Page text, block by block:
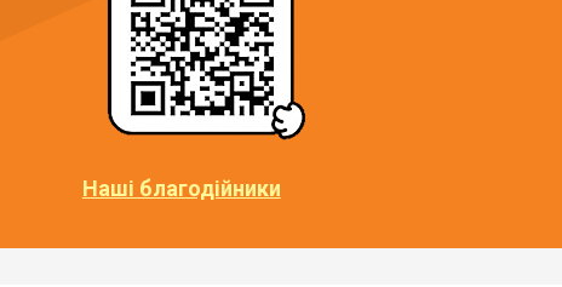
Наші благодійники